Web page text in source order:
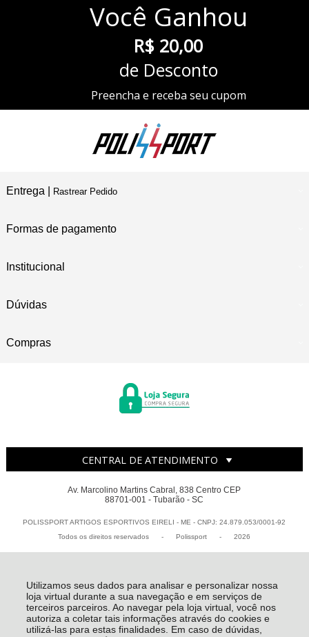
Utilizamos seus dados para analisar e personalizar nossa
loja virtual durante a sua navegação e em serviços de
terceiros parceiros. Ao navegar pela loja virtual, você nos
autoriza a coletar tais informações através do cookies e
utilizá-las para estas finalidades. Em caso de dúvidas,
Você Ganhou
R$ 20,00
de Desconto
Preencha e receba seu cupom
Entrega | Rastrear Pedido
Formas de pagamento
Institucional
Dúvidas
Compras
CENTRAL DE ATENDIMENTO
Av. Marcolino Martins Cabral, 838 Centro CEP
88701-001 - Tubarão - SC
POLISSPORT ARTIGOS ESPORTIVOS EIRELI - ME - CNPJ: 24.879.053/0001-92
Todos os direitos reservados
- Polissport - 2026